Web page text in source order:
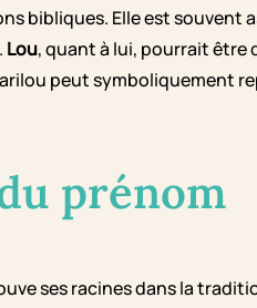
bibliques. Elle est souvent
Lou, quant à lui, pourrait être
peut symboliquement
prénom
ses racines dans la